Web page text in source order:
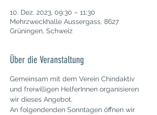
10. Dez. 2023, 09:30 – 11:30
Mehrzweckhalle Aussergass, 8627
Grüningen, Schweiz
Über die Veranstaltung
Gemeinsam mit dem Verein Chindaktiv
und freiwilligen HelferInnen organisieren
wir dieses Angebot.
An folgendenden Sonntagen öffnen wir